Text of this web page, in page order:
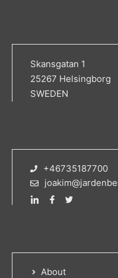
Skansgatan 1
25267 Helsingborg
SWEDEN
+46735187700
About